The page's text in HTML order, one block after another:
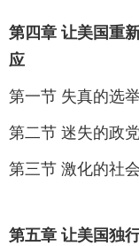
第四章 让美国重
应
第一节 失真的选
第二节 迷失的政
第三节 激化的社
第五章 让美国独